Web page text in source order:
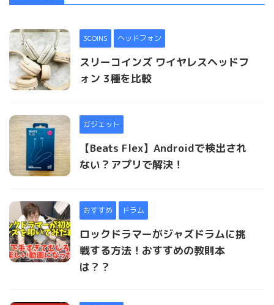
3COINS ヘッドフォン
スリーコインズ ワイヤレスヘッドフ
ォン 3種を比較
ガジェット
【Beats Flex】Androidで検出され
ない？アプリで解決！
おすすめ ドラム
ロックドラマーがジャズドラムに挑
戦する方法！おすすめの教則本
は？？